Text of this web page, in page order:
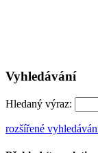
Vyhledávání
Hledaný výraz:
rozšířené